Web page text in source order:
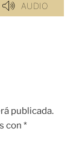
publicada.
con *